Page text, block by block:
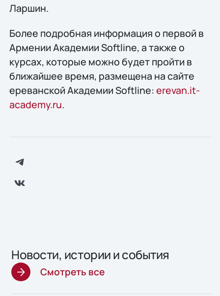
Ларшин.
Более подробная информация о первой в
Армении Академии Softline, а также о
курсах, которые можно будет пройти в
ближайшее время, размещена на сайте
ереванской Академии Softline: erevan.it-
academy.ru.
Новости, истории и события
Смотреть все